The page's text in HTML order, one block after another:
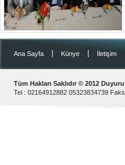
Ana Sayfa Künye İletişim
Tüm Hakları Saklıdır © 2012
Tel : 02164912882 05323834739